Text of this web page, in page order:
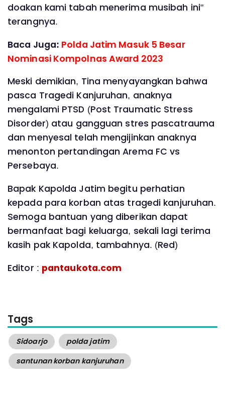
doakan kami tabah menerima musibah ini"
terangnya.
Baca Juga: Polda Jatim Masuk 5 Besar
Nominasi Kompolnas Award 2023
Meski demikian, Tina menyayangkan bahwa
pasca Tragedi Kanjuruhan, anaknya
mengalami PTSD (Post Traumatic Stress
Disorder) atau gangguan stres pascatrauma
dan menyesal telah mengijinkan anaknya
menonton pertandingan Arema FC vs
Persebaya.
Bapak Kapolda Jatim begitu perhatian
kepada para korban atas tragedi kanjuruhan.
Semoga bantuan yang diberikan dapat
bermanfaat bagi keluarga, sekali lagi terima
kasih pak Kapolda, tambahnya. (Red)
Editor : pantaukota.com
Tags
Sidoarjo
polda jatim
santunan korban kanjuruhan